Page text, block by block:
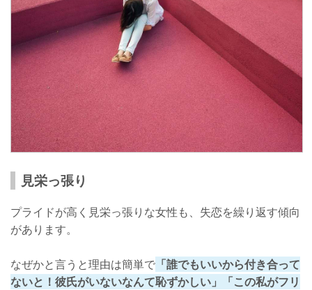
見栄っ張り
プライドが高く見栄っ張りな女性も、失恋を繰り返す傾向
があります。
なぜかと言うと理由は簡単で 「誰でもいいから付き合って
ないと！彼氏がいないなんて恥ずかしい」「この私がフリ